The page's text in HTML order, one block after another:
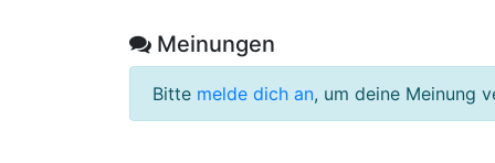
Meinungen
Bitte melde dich an, um deine Meinung